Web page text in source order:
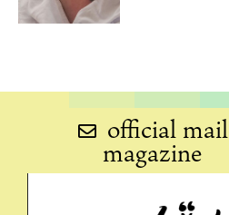
official mail
magazine